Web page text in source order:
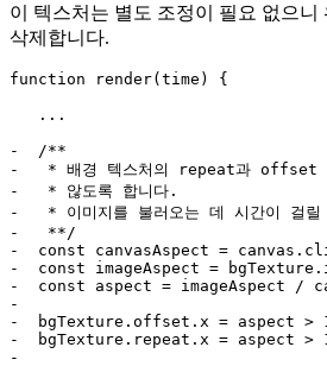
이 텍스처는 별도 조정이 필요 없으니
삭제합니다.
function render(time) {
   ...
-  /**
-   * 배경 텍스처의 repeat과 offset 속
-   * 않도록 합니다.
-   * 이미지를 불러오는 데 시간이 걸릴
-   **/
-  const canvasAspect =
-  const imageAspect =
-  const aspect = imageAspect /
-
-  bgTexture.offset.x = aspect
-  bgTexture.repeat.x = aspect
-